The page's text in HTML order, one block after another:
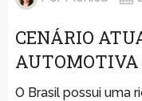
CENÁRIO
O Brasil possui uma